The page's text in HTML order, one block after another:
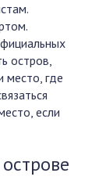
остров,
место, где
если